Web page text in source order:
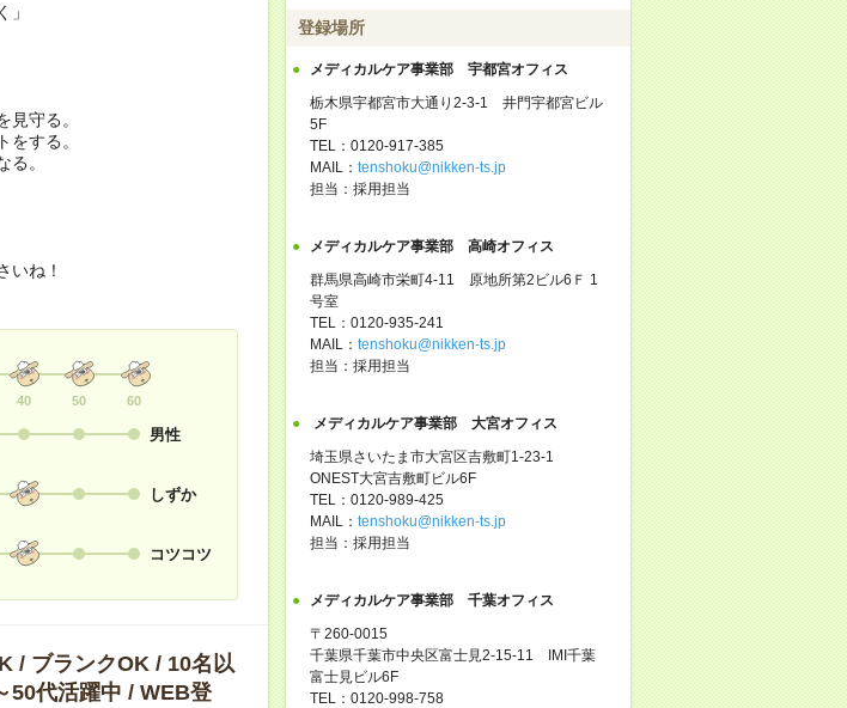
」
見守る。
をする。
る。
いね！
40 50 60
男性
しずか
コツコツ
/ ブランクOK / 10名以
50代活躍中 / WEB登
登録場所
メディカルケア事業部 宇都宮オフィス
栃木県宇都宮市大通り2-3-1 井門宇都宮ビル
5F
TEL：0120-917-385
MAIL： tenshoku@nikken-ts.jp
担当：採用担当
メディカルケア事業部 高崎オフィス
群馬県高崎市栄町4-11 原地所第2ビル6Ｆ 1
号室
TEL：0120-935-241
MAIL： tenshoku@nikken-ts.jp
担当：採用担当
メディカルケア事業部 大宮オフィス
埼玉県さいたま市大宮区吉敷町1-23-1
ONEST大宮吉敷町ビル6F
TEL：0120-989-425
MAIL： tenshoku@nikken-ts.jp
担当：採用担当
メディカルケア事業部 千葉オフィス
〒260-0015
千葉県千葉市中央区富士見2-15-11 IMI千葉
富士見ビル6F
TEL：0120-998-758